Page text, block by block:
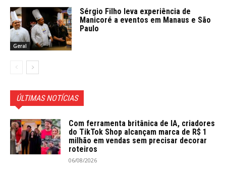
Geral
Sérgio Filho leva experiência de
Manicoré a eventos em Manaus e São
Paulo
ÚLTIMAS NOTÍCIAS
Com ferramenta britânica de IA, criadores
do TikTok Shop alcançam marca de R$ 1
milhão em vendas sem precisar decorar
roteiros
06/08/2026